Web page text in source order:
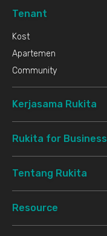
Tenant
Kost
Apartemen
Community
Kerjasama Rukita
Rukita for Business
Tentang Rukita
Resource